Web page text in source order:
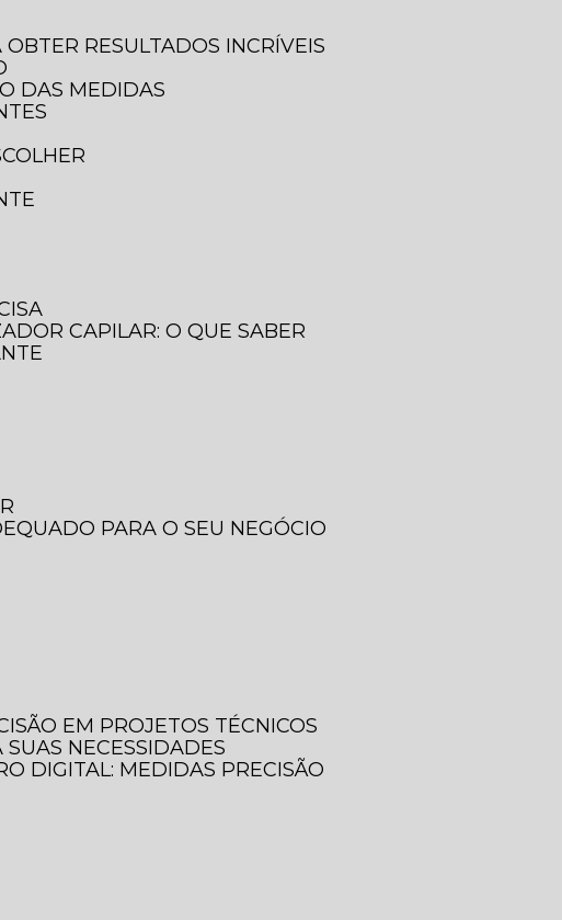
RESULTADOS INCRÍVEIS
DAS MEDIDAS
CAPILAR: O QUE SABER
PARA O SEU NEGÓCIO
EM PROJETOS TÉCNICOS
NECESSIDADES
DIGITAL: MEDIDAS PRECISÃO